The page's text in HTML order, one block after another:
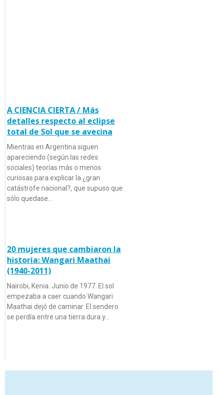
A CIENCIA CIERTA / Más
detalles respecto al eclipse
total de Sol que se avecina
Mientras en Argentina siguen
apareciendo (según las redes
sociales) teorías más o menos
curiosas para explicar la ¿gran
catástrofe nacional?, que supuso que
sólo quedase…
20 mujeres que cambiaron la
historia: Wangari Maathai
(1940-2011)
Nairobi, Kenia. Junio de 1977. El sol
empezaba a caer cuando Wangari
Maathai dejó de caminar. El sendero
se perdía entre una tierra dura y…